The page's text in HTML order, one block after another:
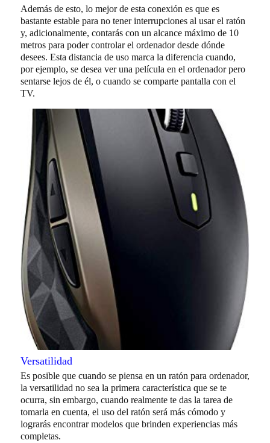
Además de esto, lo mejor de esta conexión es que es
bastante estable para no tener interrupciones al usar el ratón
y, adicionalmente, contarás con un alcance máximo de 10
metros para poder controlar el ordenador desde dónde
desees. Esta distancia de uso marca la diferencia cuando,
por ejemplo, se desea ver una película en el ordenador pero
sentarse lejos de él, o cuando se comparte pantalla con el
TV.
Versatilidad
Es posible que cuando se piensa en un ratón para ordenador,
la versatilidad no sea la primera característica que se te
ocurra, sin embargo, cuando realmente te das la tarea de
tomarla en cuenta, el uso del ratón será más cómodo y
lograrás encontrar modelos que brinden experiencias más
completas.